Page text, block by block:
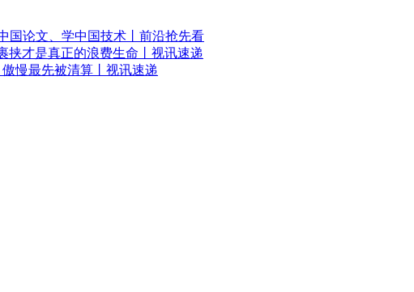
国论文、学中国技术丨前沿抢先看
挟才是真正的浪费生命丨视讯速递
慢最先被清算丨视讯速递